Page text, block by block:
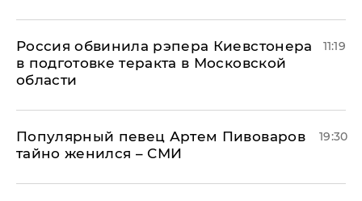
Россия обвинила рэпера Киевстонера
в подготовке теракта в Московской
области
11:19
Популярный певец Артем Пивоваров
тайно женился – СМИ
19:30